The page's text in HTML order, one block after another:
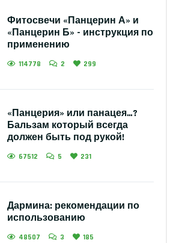
Фитосвечи «Панцерин А» и
«Панцерин Б» - инструкция по
применению
114778 2 299
«Панцерия» или панацея…?
Бальзам который всегда
должен быть под рукой!
67512 5 231
Дармина: рекомендации по
использованию
48507 3 185